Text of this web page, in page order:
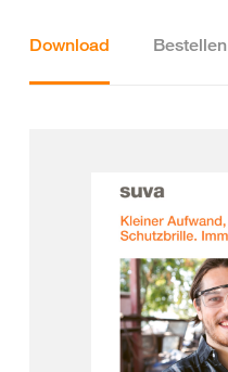
Download Bestellen